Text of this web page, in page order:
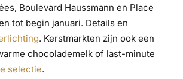
Boulevard Haussmann en Place
tot begin januari. Details en
. Kerstmarkten zijn ook een
chocolademelk of last-minute
selectie.